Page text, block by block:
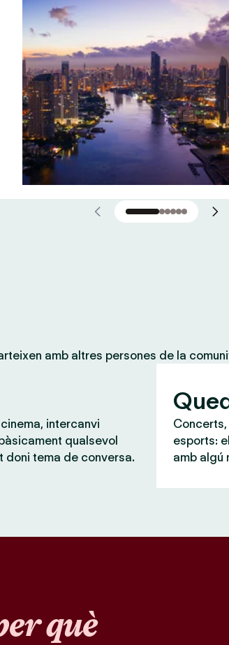
amb altres persones de la
intercanvi
qualsevol
doni tema de conversa.
esports:
amb algú
què